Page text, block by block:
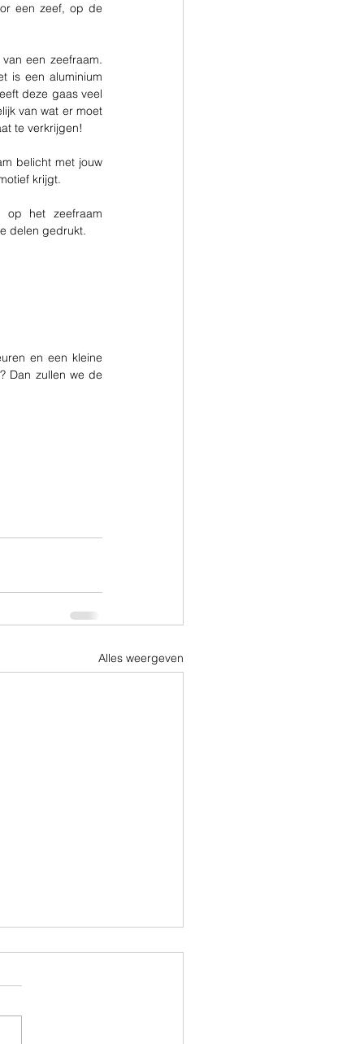
een zeef, op de
een zeefraam.
is een aluminium
deze gaas veel
van wat er moet
te verkrijgen!
belicht met jouw
krijgt.
op het zeefraam
delen gedrukt.
en een kleine
Alles weergeven